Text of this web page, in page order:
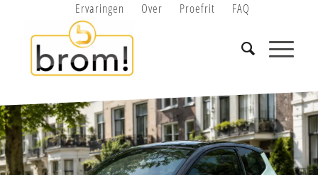
Ervaringen Over Proefrit FAQ